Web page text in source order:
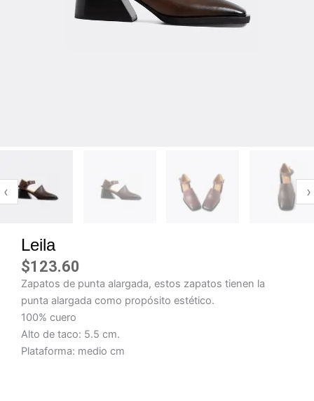
‹ ›
Leila
$123.60
Zapatos de punta alargada, estos zapatos tienen la
punta alargada como propósito estético.
100% cuero
Alto de taco: 5.5 cm.
Plataforma: medio cm